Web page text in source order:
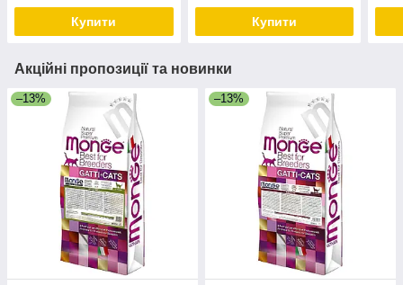
Купити Купити
Акційні пропозиції та новинки
–13% –13%